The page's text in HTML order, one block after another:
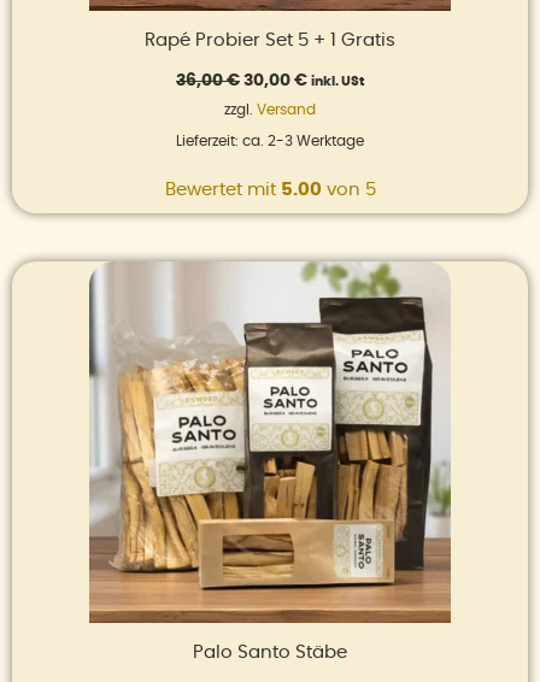
Rapé Probier Set 5 + 1 Gratis
36,00€ 30,00 € inkl. USt
zzgl. Versand
Lieferzeit: ca. 2-3 Werktage
Bewertet mit 5.00 von 5
Palo Santo Stäbe
Preisspanne:
9,00 €
bis
84,00 €